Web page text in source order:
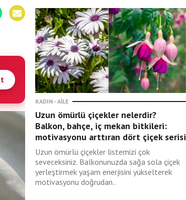
KADIN - AILE
Uzun ömürlü çiçekler nelerdir?
Balkon, bahçe, iç mekan bitkileri:
motivasyonu arttıran dört çiçek serisi
Uzun ömürlü çiçekler listemizi çok
seveceksiniz. Balkonunuzda sağa sola çiçek
yerleştirmek yaşam enerjisini yükselterek
motivasyonu doğrudan..